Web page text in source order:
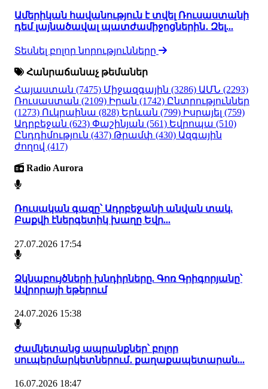
Ամերիկան հավանություն է տվել Ռուսաստանի
դեմ լայնածավալ պատժամիջոցներին․ Զել...
Տեսնել բոլոր նորությունները
Հանրաճանաչ թեմաներ
Հայաստան (7475) Միջազգային (3286) ԱՄՆ (2293)
Ռուսաստան (2109) Իրան (1742) Ընտրություններ
(1273) Ուկրաինա (828) Երևան (799) Իսրայել (759)
Ադրբեջան (623) Փաշինյան (561) Եվրոպա (510)
Ընդդիմություն (437) Թրամփ (430) Ազգային
ժողով (417)
Radio Aurora
Ռուսական գազը՝ Ադրբեջանի անվան տակ.
Բաքվի էներգետիկ խաղը Եվր...
27.07.2026 17:54
Ձկնաբույծների խնդիրները. Գոռ Գրիգորյանը՝
Ավրորայի եթերում
24.07.2026 15:38
Ժամկետանց ապրանքներ՝ բոլոր
սուպերմարկետներում․ քաղաքապետարան...
16.07.2026 18:47